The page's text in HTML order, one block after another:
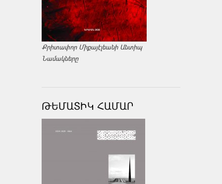
Քրիտափոր Միքայէլեանի Անտիպ
Նամակները
ԹԵՄԱՏԻԿ ՀԱՄԱՐ